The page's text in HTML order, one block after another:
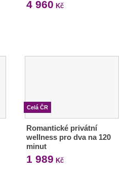
4 960 Kč
Celá ČR
Romantické privátní
wellness pro dva na 120
minut
1 989 Kč